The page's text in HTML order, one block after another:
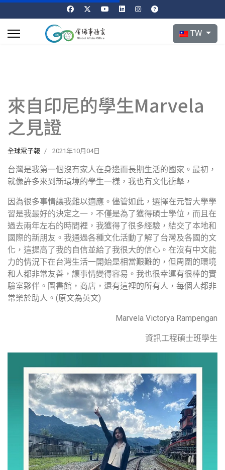
選擇你的語言
TW
來自印尼的學生Marvela
之見證
全球電子報 2021年10月04日
台灣是我第一個沒有家人在身邊而長期生活的國家。最初，
就像許多來到新環境的學生一樣，我也有文化衝擊，
因為很多事情讓我難以適應。儘管如此，選擇在元智大學學
習是我最好的決定之一，不僅是為了獲得碩士學位，而且在
過去兩年左右的時間裡，我獲得了很多經驗，結交了本地和
國際的新朋友。我通過各種文化活動了解了台灣及各國的文
化，這提高了我的自信並給了我很大的信心。在沒有中文能
力的情況下在台灣生活一開始是相當艱難的，但周圍的環境
和人都非常友善，讓事情變得容易。我也很幸運有很棒的實
驗室夥伴。圖書館，商店，還有這裡的所有人，每個人都非
常樂於助人。(原文為英文)
Marvela Victorya Rampengan
資訊工程碩士班學生